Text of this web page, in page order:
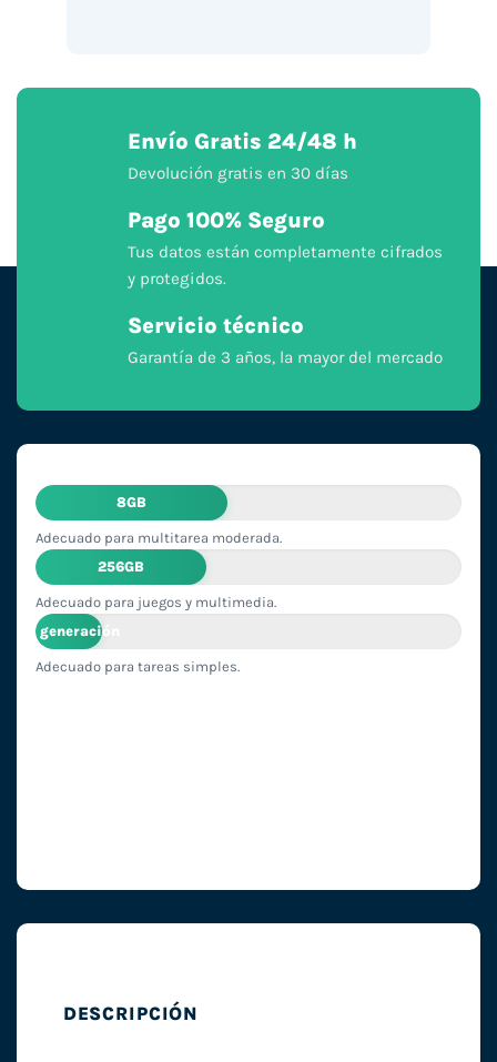
Envío Gratis 24/48 h
Devolución gratis en 30 días
Pago 100% Seguro
Tus datos están completamente cifrados
y protegidos.
Servicio técnico
Garantía de 3 años, la mayor del mercado
8GB
Adecuado para multitarea moderada.
256GB
Adecuado para juegos y multimedia.
2ª generación
Adecuado para tareas simples.
DESCRIPCIÓN